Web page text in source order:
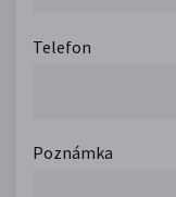
Telefon
Poznámka